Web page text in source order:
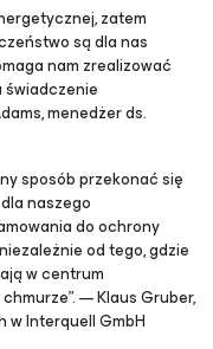
zatem
są dla nas
nam zrealizować
świadczenie
menedżer ds.
sposób przekonać się
naszego
do ochrony
od tego, gdzie
w centrum
— Klaus Gruber,
Interquell GmbH